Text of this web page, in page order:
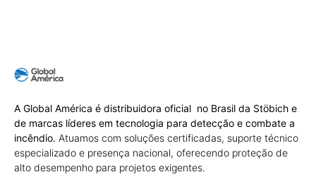
A Global América é distribuidora oficial no Brasil da Stöbich e
de marcas líderes em tecnologia para detecção e combate a
incêndio. Atuamos com soluções certificadas, suporte técnico
especializado e presença nacional, oferecendo proteção de
alto desempenho para projetos exigentes.